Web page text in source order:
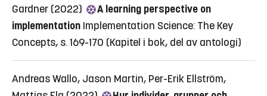
Gardner (2022)
A learning perspective on
implementation Implementation Science: The Key
Concepts, s. 169-170 (Kapitel i bok, del av antologi)
Andreas Wallo, Jason Martin, Per-Erik Ellström,